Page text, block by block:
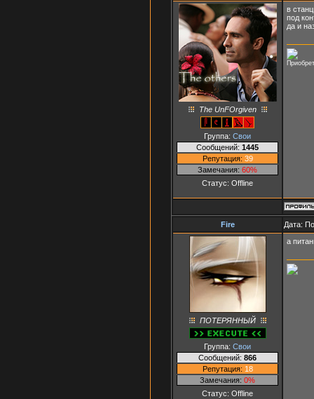
The UnFOrgiven
Группа: Свои
Сообщений: 1445
Репутация: 39
Замечания: 60%
Статус: Offline
в
под
да и
Fire Дата:
ПОТЕРЯННЫЙ
Группа: Свои
Сообщений: 866
Репутация: 18
Замечания: 0%
Статус: Offline
а